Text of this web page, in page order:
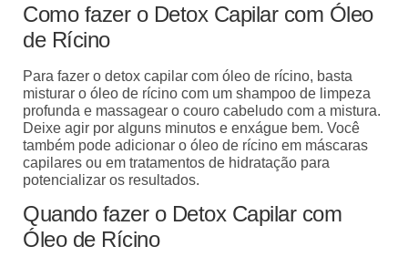
Como fazer o Detox Capilar com Óleo
de Rícino
Para fazer o detox capilar com óleo de rícino, basta
misturar o óleo de rícino com um shampoo de limpeza
profunda e massagear o couro cabeludo com a mistura.
Deixe agir por alguns minutos e enxágue bem. Você
também pode adicionar o óleo de rícino em máscaras
capilares ou em tratamentos de hidratação para
potencializar os resultados.
Quando fazer o Detox Capilar com
Óleo de Rícino